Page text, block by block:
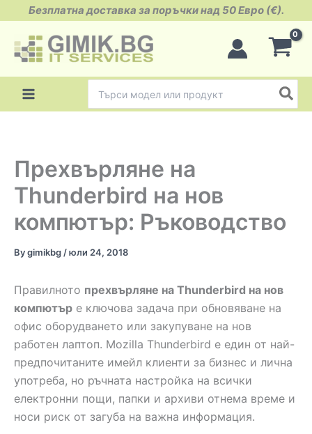
content
Безплатна доставка за поръчки над 50 Евро (€).
for:
Прехвърляне на
Thunderbird на нов
компютър: Ръководство
Bygimikbg /юли 24, 2018
Правилното прехвърляне на Thunderbird на нов
компютър е ключова задача при обновяване на
офис оборудването или закупуване на нов
работен лаптоп. Mozilla Thunderbird е един от най-
предпочитаните имейл клиенти за бизнес и лична
употреба, но ръчната настройка на всички
електронни пощи, папки и архиви отнема време и
носи риск от загуба на важна информация.